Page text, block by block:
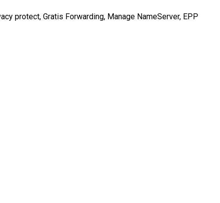
protect, Gratis Forwarding, Manage NameServer, EPP